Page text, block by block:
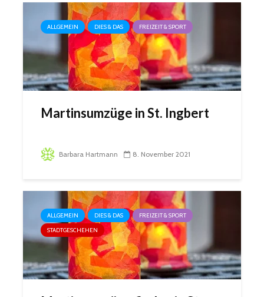
ALLGEMEIN DIES & DAS FREIZEIT & SPORT
Martinsumzüge in St. Ingbert
Barbara Hartmann 8. November 2021
ALLGEMEIN DIES & DAS
FREIZEIT & SPORT
STADTGESCHEHEN